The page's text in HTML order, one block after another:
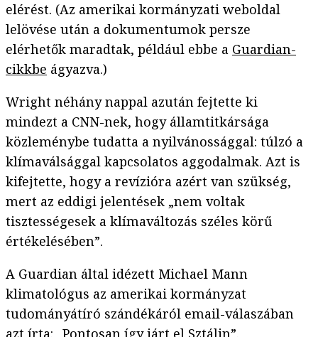
elérést. (Az amerikai kormányzati weboldal
lelövése után a dokumentumok persze
elérhetők maradtak, például ebbe a Guardian-
cikkbe ágyazva.)
Wright néhány nappal azután fejtette ki
mindezt a CNN-nek, hogy államtitkársága
közleménybe tudatta a nyilvánossággal: túlzó a
klímaválsággal kapcsolatos aggodalmak. Azt is
kifejtette, hogy a revízióra azért van szükség,
mert az eddigi jelentések „nem voltak
tisztességesek a klímaváltozás széles körű
értékelésében”.
A Guardian által idézett Michael Mann
klimatológus az amerikai kormányzat
tudományátíró szándékáról email-válaszában
azt írta: „Pontosan így járt el Sztálin”.